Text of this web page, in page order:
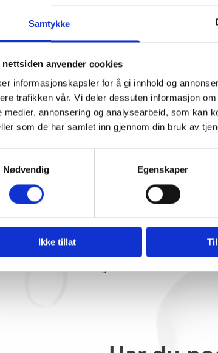
Samtykke
nettsiden anvender cookies
informasjonskapsler for å gi innhold og
trafikken vår. Vi deler dessuten informasjon
medier, annonsering og analysearbeid, som kan
som de har samlet inn gjennom din bruk av
Nødvendig
Egenskaper
Ikke tillat
Modell Kapasitet liter
pr.time (Kont)
KFK100
1100
2300
2800
KFK300
3400
For andre størrelser, ta kontakt
Tilkobling rør: 1"